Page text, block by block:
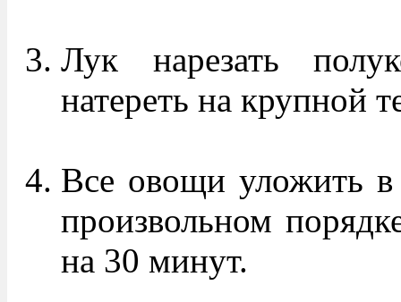
Лук нарезать
натереть на крупной
Все овощи уложить
произвольном
на 30 минут.